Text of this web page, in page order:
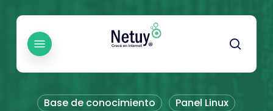
content
Menu
Base de conocimiento Panel Linux